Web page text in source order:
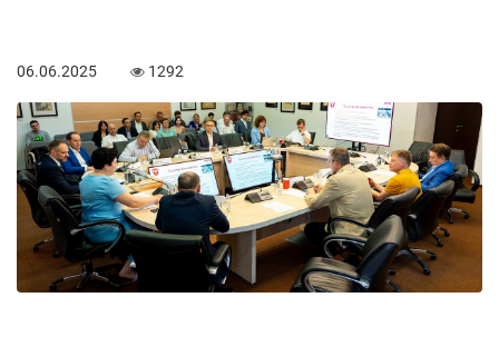
06.06.2025 1292